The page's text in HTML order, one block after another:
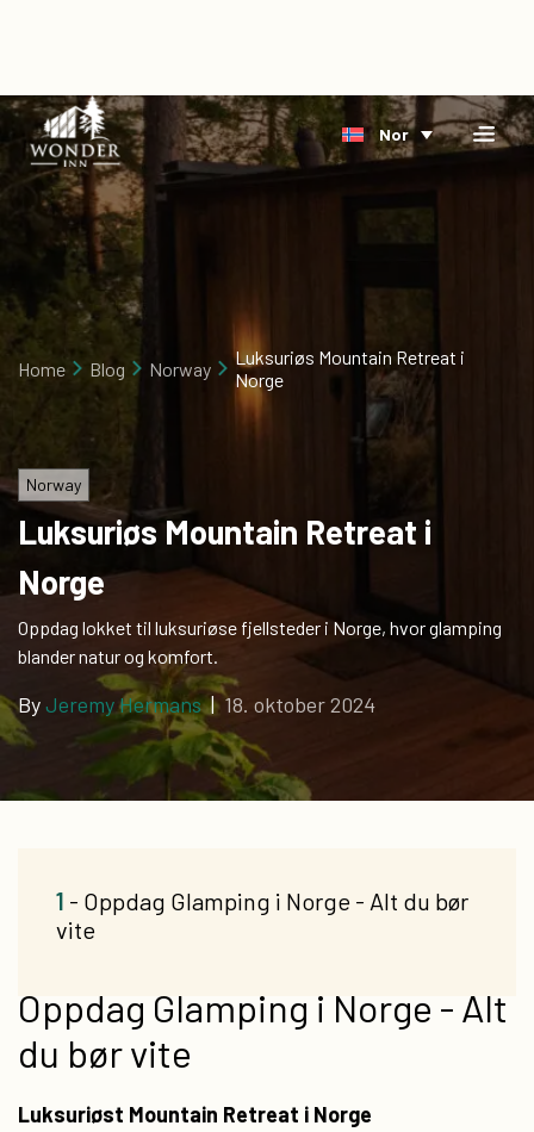
Home
Overnatting
Riverside
Bestill
direkte
Om
stillinger
Gavekort
Nor
Home Blog Norway
Luksuriøs Mountain Retreat i
Norge
Norway
Luksuriøs Mountain Retreat i
Norge
Oppdag lokket til luksuriøse fjellsteder i Norge, hvor glamping
blander natur og komfort.
By Jeremy Hermans|18. oktober 2024
Oppdag Glamping i Norge - Alt
du bør vite
Luksuriøst Mountain Retreat i Norge
1 - Oppdag Glamping i Norge - Alt du bør
vite